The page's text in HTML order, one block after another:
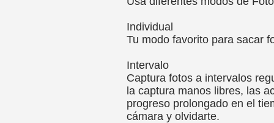
Individual
Tu modo favorito para sacar
Intervalo
Captura fotos a intervalos
la captura manos libres, las
progreso prolongado en el
cámara y olvidarte.